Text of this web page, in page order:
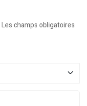
Les champs obligatoires